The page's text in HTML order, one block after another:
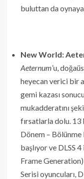
buluttan da
New World:
Aeternum’u,
heyecan verici bir
gemi kazası
mukadderatını
fırsatlarla dolu. 13
Dönem –
başlıyor ve DLSS
Frame
Serisi oyuncuları,